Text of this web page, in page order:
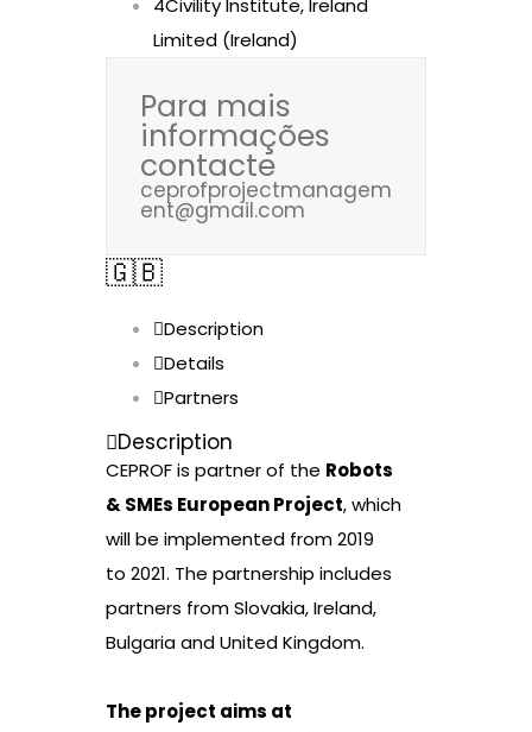
4Civility Institute, Ireland
Limited (Ireland)
Para mais
informações
contacte
ceprofprojectmanagem
ent@gmail.com
🇬🇧
Description
Details
Partners
Description
CEPROF is partner of the Robots
& SMEs European Project, which
will be implemented from 2019
to 2021. The partnership includes
partners from Slovakia, Ireland,
Bulgaria and United Kingdom.
The project aims at